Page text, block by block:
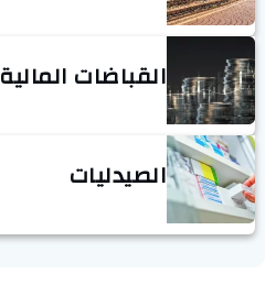
القباضات المالية
الصيدليات